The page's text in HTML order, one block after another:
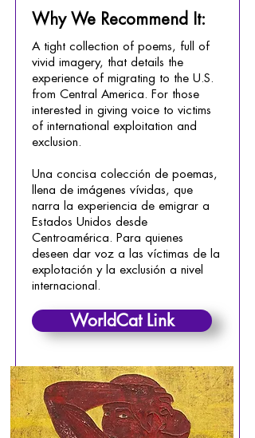
Why We Recommend It:
A tight collection of poems, full of
vivid imagery, that details the
experience of migrating to the U.S.
from Central America. For those
interested in giving voice to victims
of international exploitation and
exclusion.
Una concisa colección de poemas,
llena de imágenes vívidas, que
narra la experiencia de emigrar a
Estados Unidos desde
Centroamérica. Para quienes
deseen dar voz a las víctimas de la
explotación y la exclusión a nivel
internacional.
WorldCat Link